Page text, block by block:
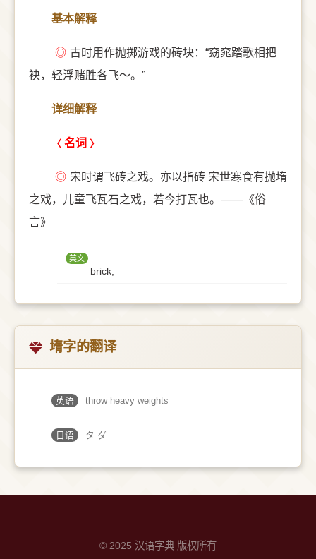
基本解释
◎ 古时用作抛掷游戏的砖块：“窈窕踏歌相把
袂，轻浮赌胜各飞～。”
详细解释
名词
◎ 宋时谓飞砖之戏。亦以指砖 宋世寒食有抛堶
之戏，儿童飞瓦石之戏，若今打瓦也。——《俗
言》
英文
brick;
堶字的翻译
英语 throw heavy weights
日语 タ ダ
© 2025 汉语字典 版权所有